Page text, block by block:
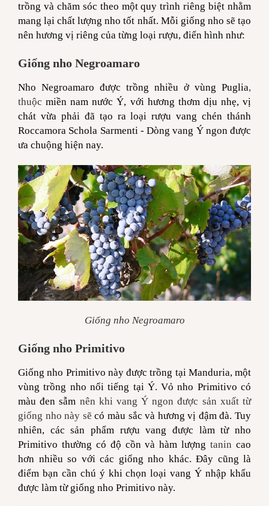
trồng và chăm sóc theo một quy trình riêng biệt nhằm
mang lại chất lượng nho tốt nhất. Mỗi giống nho sẽ tạo
nên hương vị riêng của từng loại rượu, điển hình như:
Giống nho Negroamaro
Nho Negroamaro được trồng nhiều ở vùng Puglia,
thuộc miền nam nước Ý, với hương thơm dịu nhẹ, vị
chát vừa phải đã tạo ra loại rượu vang chén thánh
Roccamora Schola Sarmenti - Dòng vang Ý ngon được
ưa chuộng hiện nay.
Giống nho Negroamaro
Giống nho Primitivo
Giống nho Primitivo này được trồng tại Manduria, một
vùng trồng nho nổi tiếng tại Ý. Vỏ nho Primitivo có
màu đen sẫm nên khi vang Ý ngon được sản xuất từ
giống nho này sẽ có màu sắc và hương vị đậm đà. Tuy
nhiên, các sản phẩm rượu vang được làm từ nho
Primitivo thường có độ cồn và hàm lượngtanin cao
hơn nhiều so với các giống nho khác. Đây cũng là
điểm bạn cần chú ý khi chọn loại vang Ý nhập khẩu
được làm từ giống nho Primitivo này.